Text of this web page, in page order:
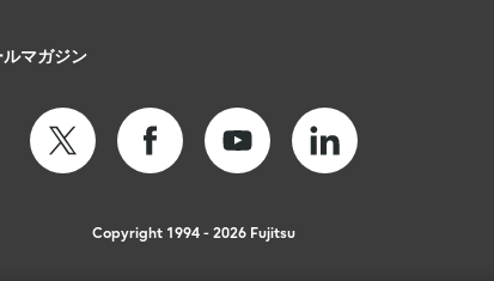
ルマガジン
Copyright 1994 - 2026 Fujitsu